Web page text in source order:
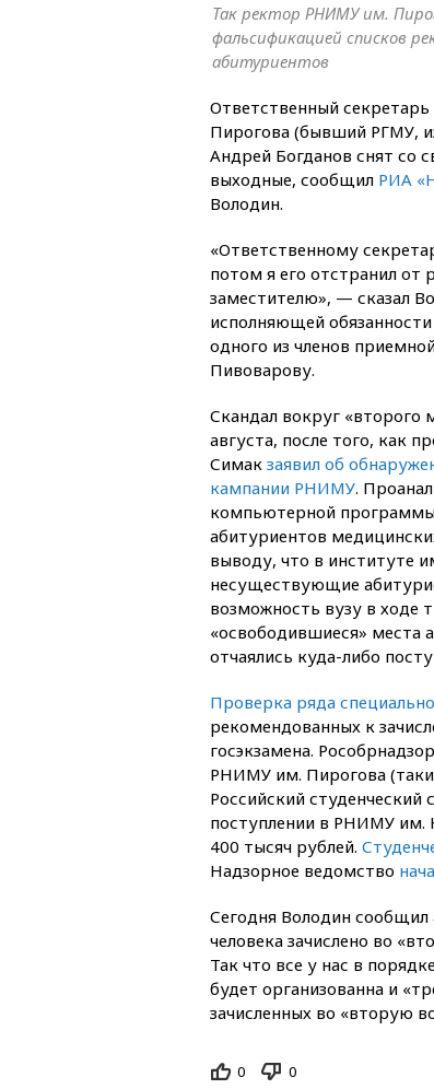
Так ректор РНИМУ им.
фальсификацией списков
абитуриентов
Ответственный
Пирогова (бывший РГМУ,
Андрей Богданов снят со
выходные, сообщил РИА
Володин.
«Ответственному
потом я его отстранил от
заместителю», — сказал
исполняющей
одного из членов
Пивоварову.
Скандал вокруг «второго
августа, после того, как
Симак заявил об
кампании РНИМУ.
компьютерной программы
абитуриентов
выводу, что в институте
несуществующие
возможность вузу в ходе
«освободившиеся» места
отчаялись куда-либо
Проверка ряда
рекомендованных к
госэкзамена.
РНИМУ им. Пирогова
Российский
поступлении в РНИМУ им.
400 тысяч рублей.
Надзорное ведомство
Сегодня Володин сообщил
человека зачислено во
Так что все у нас в
будет организованна и
зачисленных во «вторую
0 0